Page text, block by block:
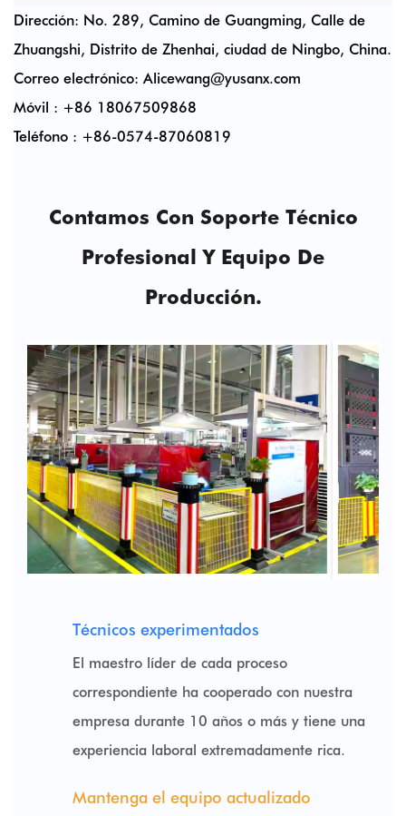
Dirección: No. 289, Camino de Guangming, Calle de
Zhuangshi, Distrito de Zhenhai, ciudad de Ningbo, China.
Correo electrónico: Alicewang@yusanx.com
Móvil : +86 18067509868
Teléfono : +86-0574-87060819
Contamos Con Soporte Técnico
Profesional Y Equipo De
Producción.
Técnicos experimentados
El maestro líder de cada proceso
correspondiente ha cooperado con nuestra
empresa durante 10 años o más y tiene una
experiencia laboral extremadamente rica.
Mantenga el equipo actualizado